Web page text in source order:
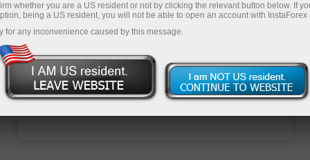
Відкрити торговий рахунок
Відкрити демо-рахунок
whether you are a US resident or not by clicking the relevant button below. If
being a US resident, you will not be able to open an account with InstaForex
for any inconvenience caused by this message.